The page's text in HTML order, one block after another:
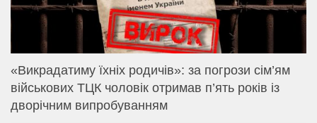
«Викрадатиму їхніх родичів»: за погрози сім’ям
військових ТЦК чоловік отримав п’ять років із
дворічним випробуванням